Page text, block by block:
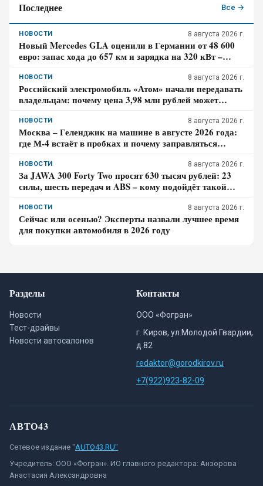
Последнее Все →
НОВОСТИ 8 августа 2026 г.
Новый Mercedes GLA оценили в Германии от 48 600
евро: запас хода до 657 км и зарядка на 320 кВт –
НОВОСТИ 8 августа 2026 г.
Российский электромобиль «Атом» начали передавать
владельцам: почему цена 3,98 млн рублей может
НОВОСТИ 8 августа 2026 г.
Москва – Геленджик на машине в августе 2026 года:
где М-4 встаёт в пробках и почему заправляться
НОВОСТИ 8 августа 2026 г.
За JAWA 300 Forty Two просят 630 тысяч рублей: 23
силы, шесть передач и ABS – кому подойдёт такой
НОВОСТИ 8 августа 2026 г.
Сейчас или осенью? Эксперты назвали лучшее время
для покупки автомобиля в 2026 году
Разделы
Новости
Тест-драйвы
Новости автосалонов
Контакты
ООО «Фогран»
г. Киров, ул.Молодой Гвардии,
д.82
redaktor@gorodkirov.ru
+7(922)923-82-09
АВТО43
Сетевое издание "AUTO43.RU"
Учредитель: ООО «Фогран». ИО главного редактора: Анзорова
Анастасия Александровна